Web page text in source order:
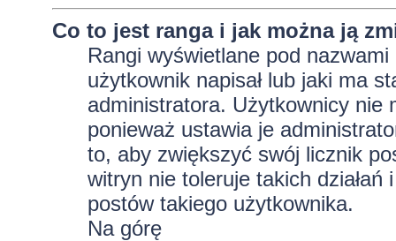
Co to jest ranga i jak można ją
Rangi wyświetlane pod
użytkownik napisał lub jaki ma
administratora. Użytkownicy nie
ponieważ ustawia je
to, aby zwiększyć swój licznik
witryn nie toleruje takich
postów takiego użytkownika.
Na górę